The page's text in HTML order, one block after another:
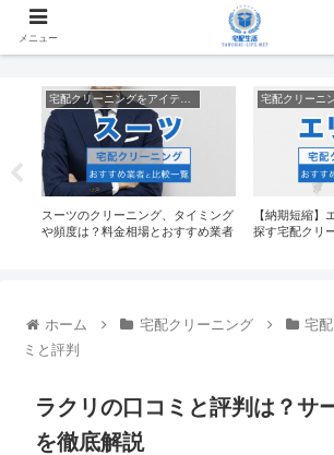
スーツのクリーニング、タイミング
や頻度は？料金相場とおすすめ業者
【納期短縮】
探す宅配クリ
ホーム 宅配クリーニング
宅
ミと評判
ラクリの口コミと評判は？サ
を徹底解説
メニュー